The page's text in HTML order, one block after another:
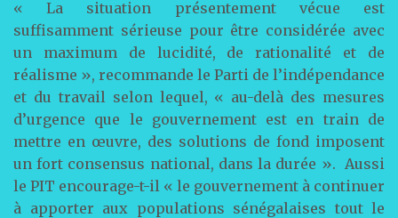
« La situation présentement vécue est
suffisamment sérieuse pour être considérée avec
un maximum de lucidité, de rationalité et de
réalisme », recommande le Parti de l’indépendance
et du travail selon lequel, « au-delà des mesures
d’urgence que le gouvernement est en train de
mettre en œuvre, des solutions de fond imposent
un fort consensus national, dans la durée ». Aussi
le PIT encourage-t-il « le gouvernement à continuer
à apporter aux populations sénégalaises tout le